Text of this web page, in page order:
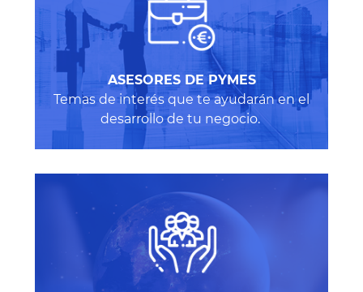
ASESORES DE PYMES
Temas de interés que te ayudarán en el
desarrollo de tu negocio.